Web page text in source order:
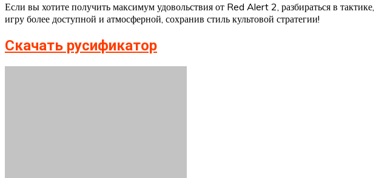
Если вы хотите получить максимум удовольствия от Red Alert 2, разбираться в
игру более доступной и атмосферной, сохранив стиль культовой стратегии!
Скачать русификатор